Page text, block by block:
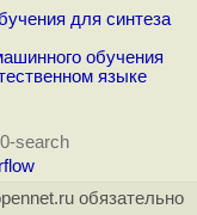
для синтеза
обучения
языке
search
обязательно